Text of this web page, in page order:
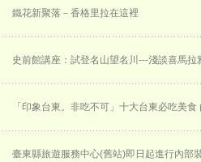
鐵花新聚落－香格里拉在這裡
史前館講座：試登名山望名川---淺談喜馬拉
「印象台東。非吃不可」十大台東必吃美食
臺東縣旅遊服務中心(舊站)即日起進行內部